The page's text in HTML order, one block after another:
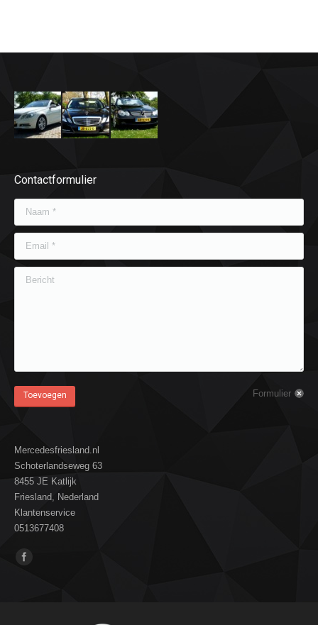
Contactformulier
Naam *
Email *
Bericht
Toevoegen Formulier
Mercedesfriesland.nl
Schoterlandseweg 63
8455 JE Katlijk
Friesland, Nederland
Klantenservice
0513677408
Vind ons op: